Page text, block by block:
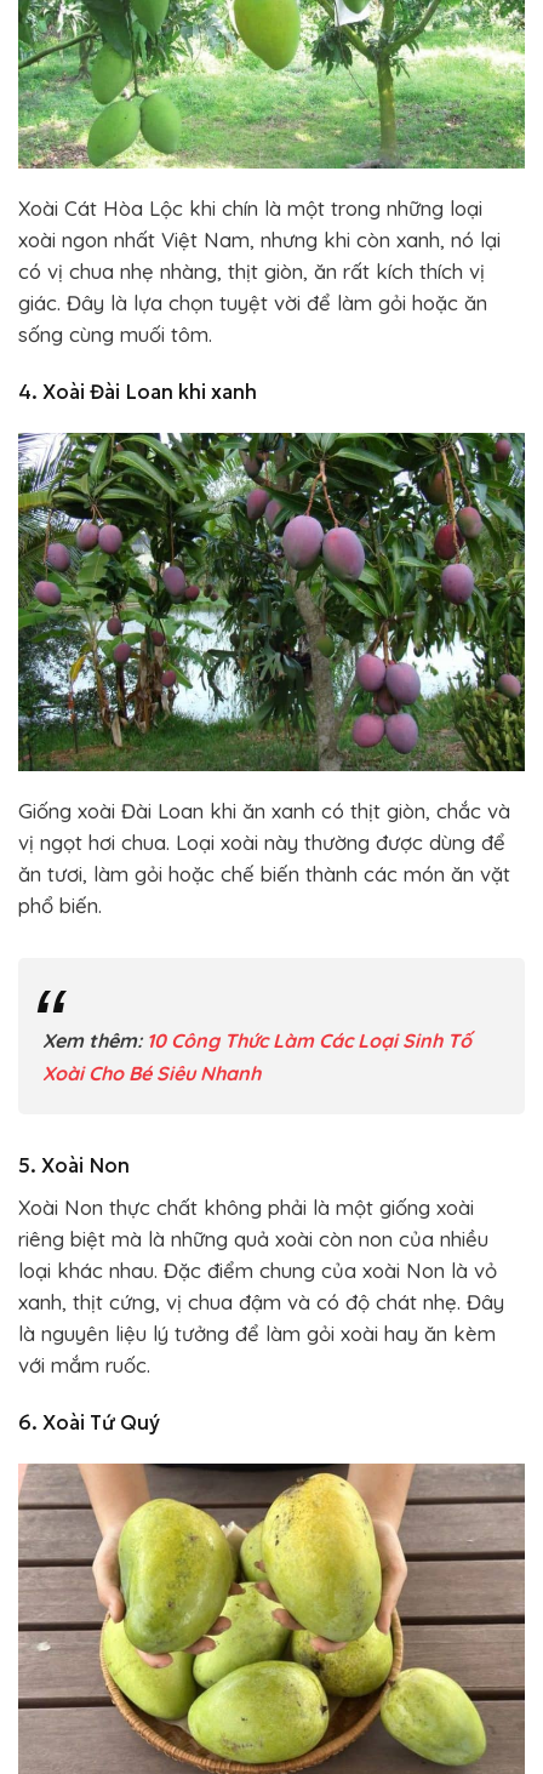
Xoài Cát Hòa Lộc khi chín là một trong những loại
xoài ngon nhất Việt Nam, nhưng khi còn xanh, nó lại
có vị chua nhẹ nhàng, thịt giòn, ăn rất kích thích vị
giác. Đây là lựa chọn tuyệt vời để làm gỏi hoặc ăn
sống cùng muối tôm.
4. Xoài Đài Loan khi xanh
Giống xoài Đài Loan khi ăn xanh có thịt giòn, chắc và
vị ngọt hơi chua. Loại xoài này thường được dùng để
ăn tươi, làm gỏi hoặc chế biến thành các món ăn vặt
phổ biến.
Xem thêm: 10 Công Thức Làm Các Loại Sinh Tố
Xoài Cho Bé Siêu Nhanh
5. Xoài Non
Xoài Non thực chất không phải là một giống xoài
riêng biệt mà là những quả xoài còn non của nhiều
loại khác nhau. Đặc điểm chung của xoài Non là vỏ
xanh, thịt cứng, vị chua đậm và có độ chát nhẹ. Đây
là nguyên liệu lý tưởng để làm gỏi xoài hay ăn kèm
với mắm ruốc.
6. Xoài Tứ Quý